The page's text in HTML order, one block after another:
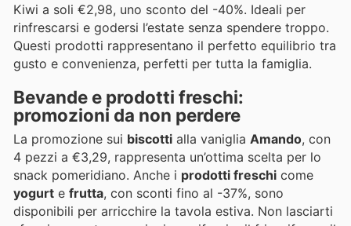
Kiwi a soli €2,98, uno sconto del -40%. Ideali per
rinfrescarsi e godersi l’estate senza spendere troppo.
Questi prodotti rappresentano il perfetto equilibrio tra
gusto e convenienza, perfetti per tutta la famiglia.
Bevande e prodotti freschi:
promozioni da non perdere
La promozione sui biscotti alla vaniglia Amando, con
4 pezzi a €3,29, rappresenta un’ottima scelta per lo
snack pomeridiano. Anche i prodotti freschi come
yogurt e frutta, con sconti fino al -37%, sono
disponibili per arricchire la tavola estiva. Non lasciarti